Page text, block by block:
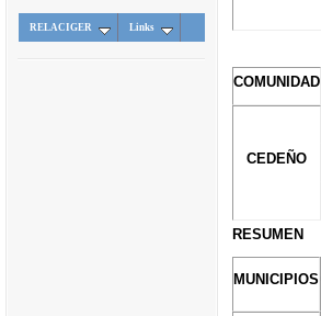
RELACIGER Links
COMUNIDAD
CEDEÑO
RESUMEN
MUNICIPIOS